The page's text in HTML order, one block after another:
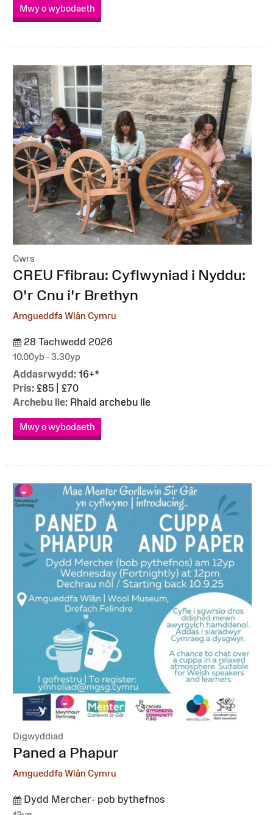
Mwy o wybodaeth
Cwrs
:CREU Ffibrau: Cyflwyniad i Nyddu:
O'r Cnu i'r Brethyn
Amgueddfa Wlân Cymru
28 Tachwedd 2026
10.00yb - 3.30yp
Addasrwydd: 16+*
Pris: £85 | £70
Archebu lle: Rhaid archebu lle
Mwy o wybodaeth
Digwyddiad
:Paned a Phapur
Amgueddfa Wlân Cymru
Dydd Mercher- pob bythefnos